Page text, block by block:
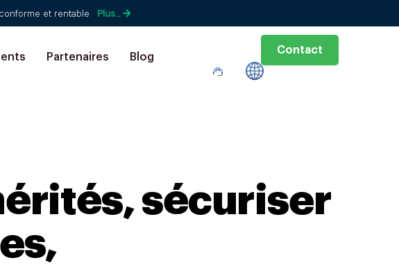
et rentable Plus…
Partenaires Blog
Contact
sécuriser